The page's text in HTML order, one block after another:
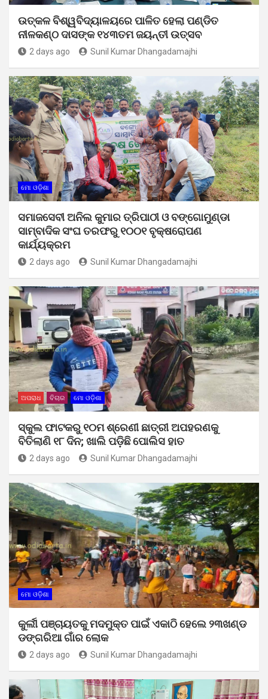
ଉତ୍କଳ ବିଶ୍ୱବିଦ୍ୟାଳୟରେ ପାଳିତ ହେଲା ପଣ୍ଡିତ
ନୀଳକଣ୍ଠ ଦାସଙ୍କ ୧୪୩ତମ ଜୟନ୍ତୀ ଉତ୍ସବ
2 days ago Sunil Kumar Dhangadamajhi
ମୋ ଓଡ଼ିଶା
ସମାଜସେବୀ ଅନିଲ କୁମାର ତ୍ରିପାଠୀ ଓ ବଙ୍ଗୋମୁଣ୍ଡା
ସାମ୍ବାଦିକ ସଂଘ ତରଫରୁ ୧୦୦୧ ବୃକ୍ଷରୋପଣ
କାର୍ଯ୍ୟକ୍ରମ
2 days ago Sunil Kumar Dhangadamajhi
ଅପରାଧ ବିଚାର ମୋ ଓଡ଼ିଶା
ସ୍କୁଲ ଫାଟକରୁ ୧୦ମ ଶ୍ରେଣୀ ଛାତ୍ରୀ ଅପହରଣକୁ
ବିତିଲାଣି ୧୮ ଦିନ; ଖାଲି ପଡ଼ିଛି ପୋଲିସ ହାତ
2 days ago Sunil Kumar Dhangadamajhi
ମୋ ଓଡ଼ିଶା
କୁର୍ଲୀ ପଞ୍ଚାୟତକୁ ମଦମୁକ୍ତ ପାଇଁ ଏକାଠି ହେଲେ ୨୩ଖଣ୍ଡ
ଡଙ୍ଗରିଆ ଗାଁର ଲୋକ
2 days ago Sunil Kumar Dhangadamajhi